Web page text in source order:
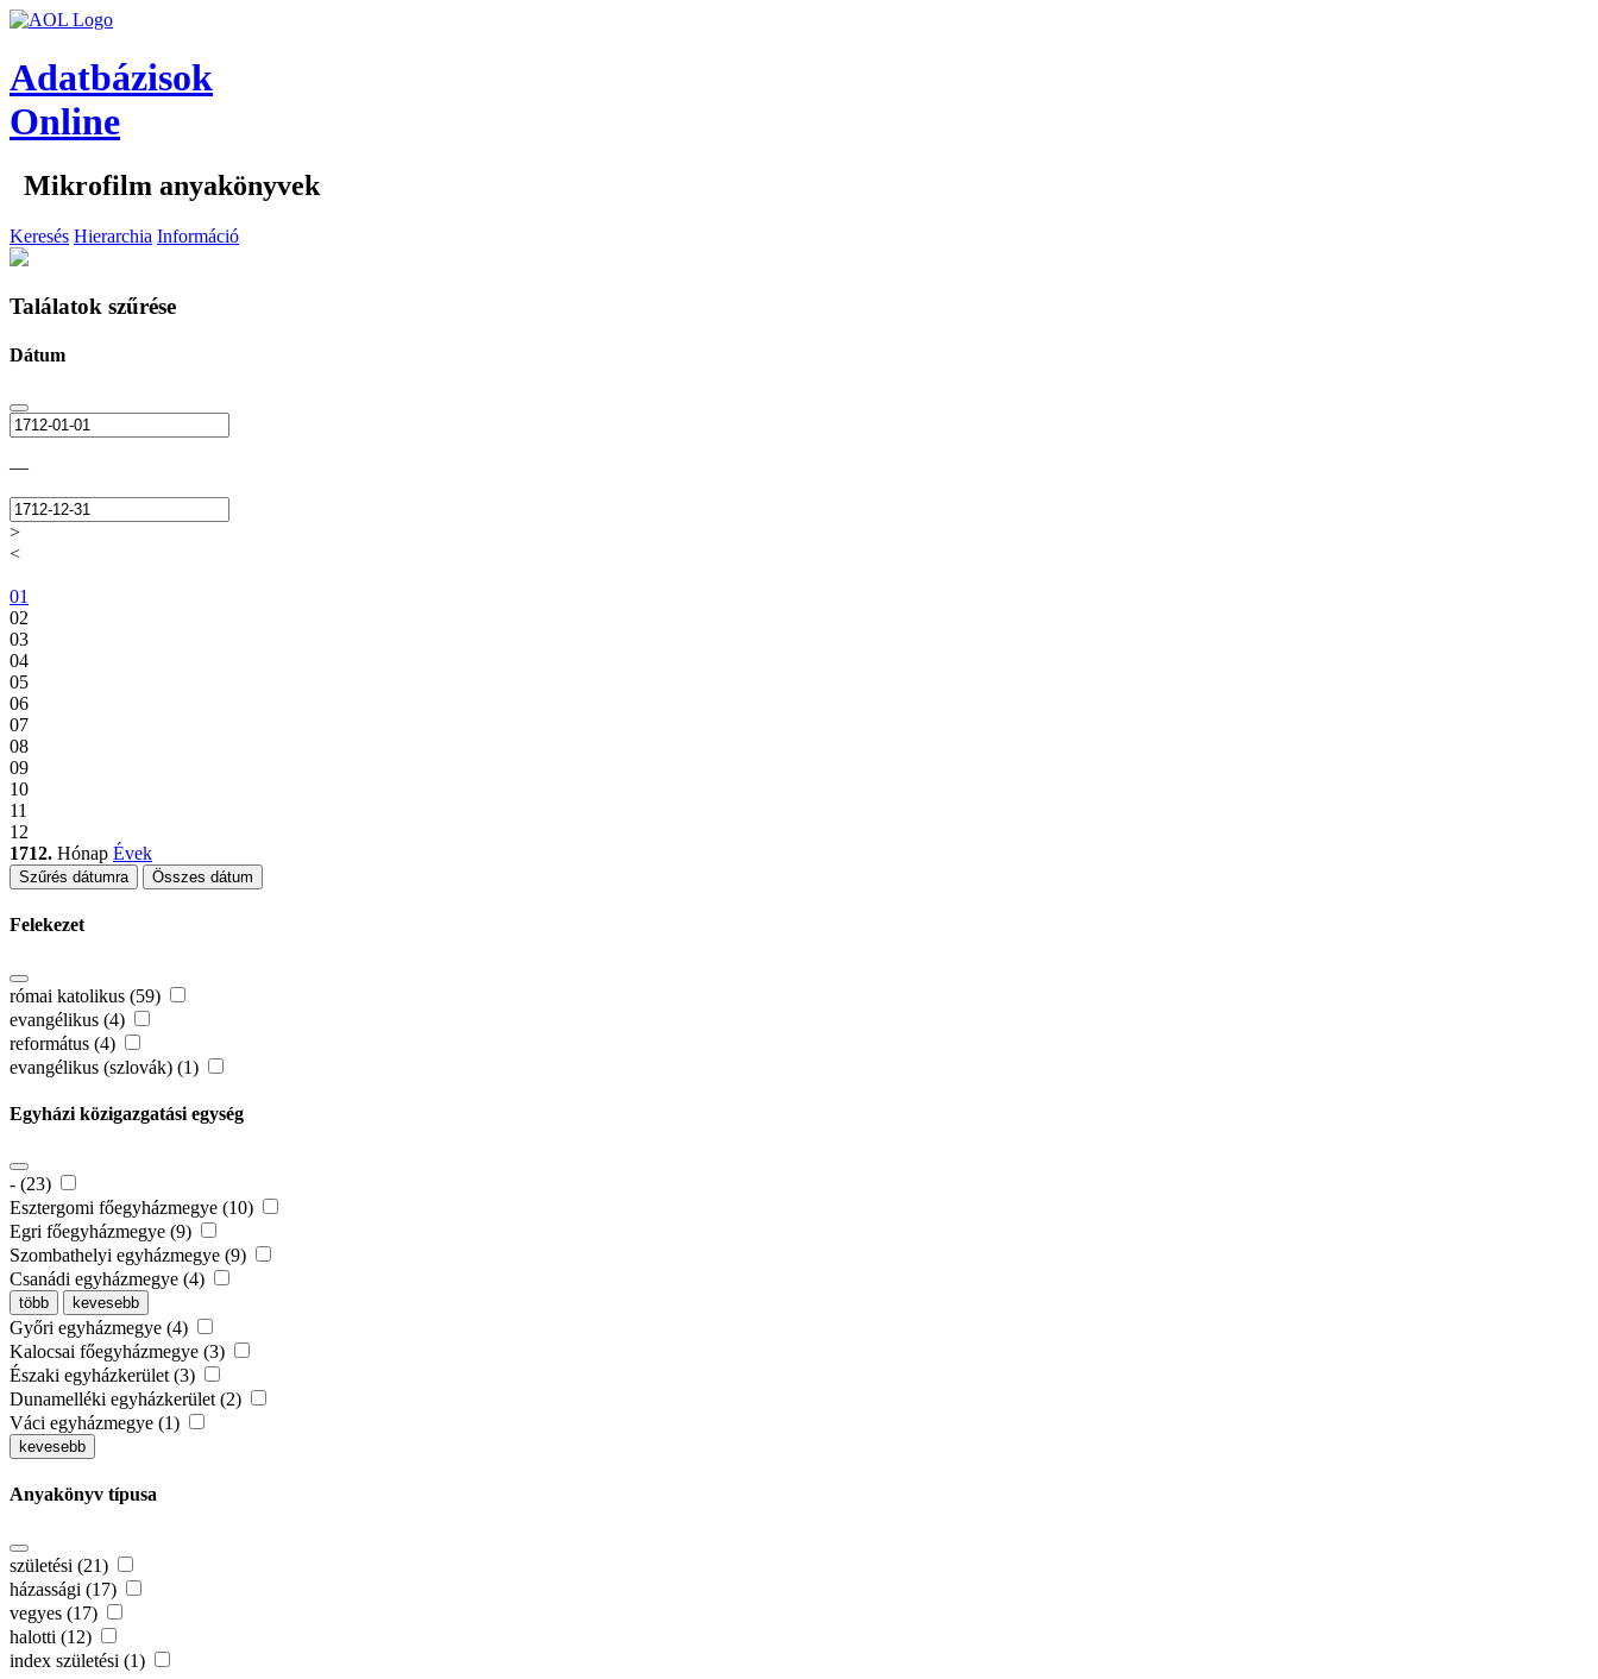
Adatbázisok
Online
Mikrofilm anyakönyvek
Keresés Hierarchia Információ
Találatok szűrése
Dátum
—
>
<
01
02
03
04
05
06
07
08
09
10
11
12
1712. Hónap Évek
Szűrés dátumra Összes dátum
Felekezet
római katolikus (59)
evangélikus (4)
református (4)
evangélikus (szlovák) (1)
Egyházi közigazgatási egység
- (23)
Esztergomi főegyházmegye (10)
Egri főegyházmegye (9)
Szombathelyi egyházmegye (9)
Csanádi egyházmegye (4)
több kevesebb
Győri egyházmegye (4)
Kalocsai főegyházmegye (3)
Északi egyházkerület (3)
Dunamelléki egyházkerület (2)
Váci egyházmegye (1)
kevesebb
Anyakönyv típusa
születési (21)
házassági (17)
vegyes (17)
halotti (12)
index születési (1)